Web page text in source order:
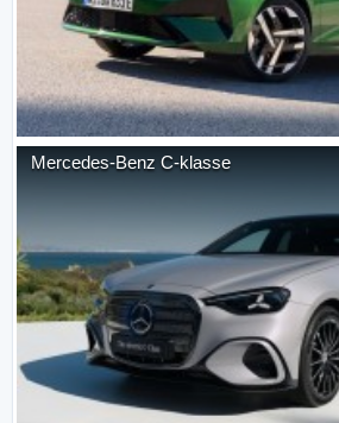
Mercedes-Benz C-klasse